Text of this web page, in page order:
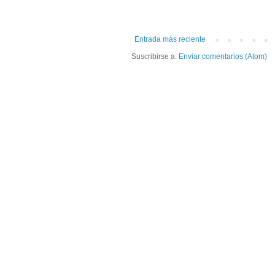
Entrada más reciente
Suscribirse a: Enviar comentarios (Atom)